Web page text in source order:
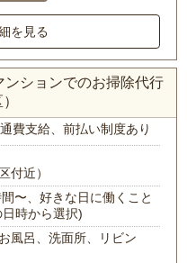
を見る
ションでのお掃除代行
費支給、前払い制度あり
付近）
〜、好きな日に働くこと
時から選択)
風呂、洗面所、リビン